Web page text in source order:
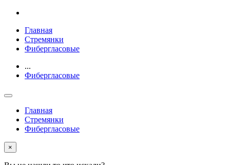
Главная
Стремянки
Фибергласовые
...
Фибергласовые
Главная
Стремянки
Фибергласовые
×